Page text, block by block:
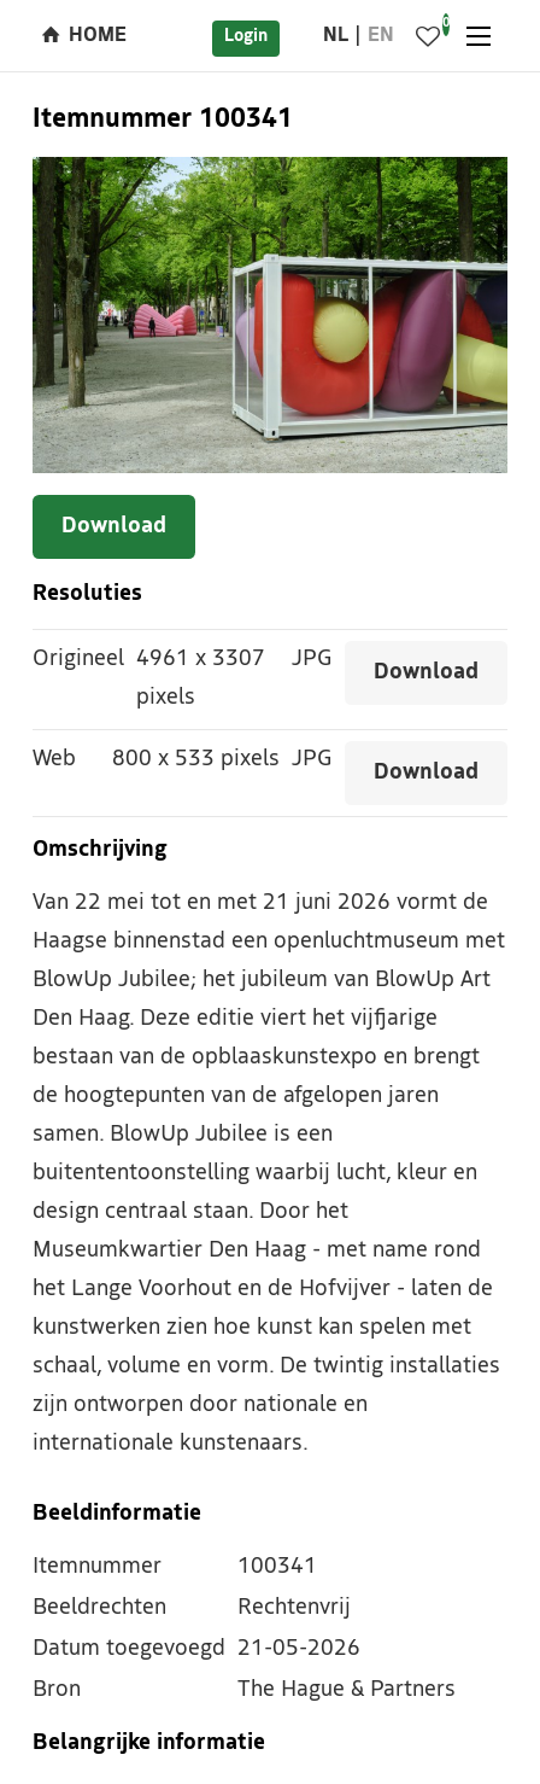
HOME Login NL EN
0
Itemnummer 100341
Download
Resoluties
Origineel 4961 x 3307
pixels
JPG
Download
Web 800 x 533 pixels JPG
Download
Omschrijving
Van 22 mei tot en met 21 juni 2026 vormt de
Haagse binnenstad een openluchtmuseum met
BlowUp Jubilee; het jubileum van BlowUp Art
Den Haag. Deze editie viert het vijfjarige
bestaan van de opblaaskunstexpo en brengt
de hoogtepunten van de afgelopen jaren
samen. BlowUp Jubilee is een
buitententoonstelling waarbij lucht, kleur en
design centraal staan. Door het
Museumkwartier Den Haag - met name rond
het Lange Voorhout en de Hofvijver - laten de
kunstwerken zien hoe kunst kan spelen met
schaal, volume en vorm. De twintig installaties
zijn ontworpen door nationale en
internationale kunstenaars.
Beeldinformatie
Itemnummer
100341
Beeldrechten
Rechtenvrij
Datum toegevoegd
21-05-2026
Bron
The Hague & Partners
Belangrijke informatie